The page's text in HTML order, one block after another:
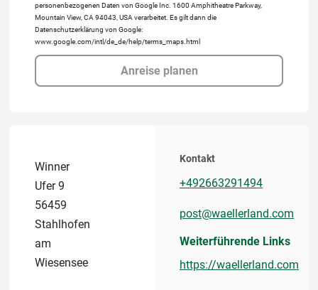
personenbezogenen Daten von Google Inc. 1600 Amphitheatre Parkway,
Mountain View, CA 94043, USA verarbeitet. Es gilt dann die
Datenschutzerklärung von Google:
www.google.com/intl/de_de/help/terms_maps.html
Anreise planen
Winner
Ufer 9
56459
Stahlhofen
am
Wiesensee
Kontakt
+492663291494
post@waellerland.com
Weiterführende Links
https://waellerland.com